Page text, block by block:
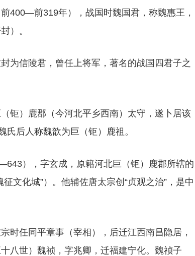
400―前319年），战国时魏国君，称魏惠王，
）。
为信陵君，曾任上将军，著名的战国四君子之
钜）鹿郡（今河北平乡西南）太守，遂卜居该
氏后人称魏歆为巨（钜）鹿祖。
），字玄成，原籍河北巨（钜）鹿郡所辖的
文化城”）。他辅佐唐太宗创“贞观之治”，是中
时任同平章事（宰相），后迁江西南昌隐居，
八世）魏祯，字兆卿，迁福建宁化。魏祯子